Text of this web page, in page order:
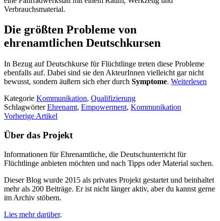
Verbrauchsmaterial.
Die größten Probleme von
ehrenamtlichen Deutschkursen
In Bezug auf Deutschkurse für Flüchtlinge treten diese Probleme
ebenfalls auf. Dabei sind sie den AkteurInnen vielleicht gar nicht
bewusst, sondern äußern sich eher durch Symptome. Weiterlesen
Kategorie Kommunikation, Qualifizierung
SchlagwörterEhrenamt, Empowerment, Kommunikation
Vorherige Artikel
Über das Projekt
Informationen für Ehrenamtliche, die Deutschunterricht für
Flüchtlinge anbieten möchten und nach Tipps oder Material suchen.
Dieser Blog wurde 2015 als privates Projekt gestartet und beinhaltet
mehr als 200 Beiträge. Er ist nicht länger aktiv, aber du kannst gerne
im Archiv stöbern.
Lies mehr darüber.